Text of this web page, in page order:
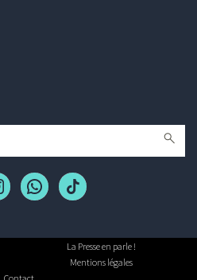
La Presse en parle !
Mentions légales